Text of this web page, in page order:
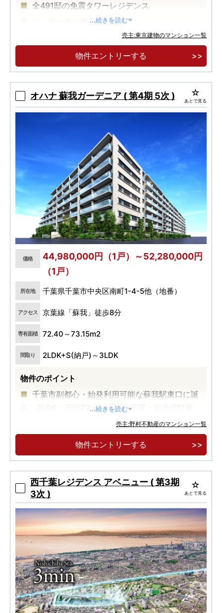
全491邸の免震タワーレジデンス
住・商一体の複合開発
三越千葉店跡地 JR「千葉」駅徒歩４分
...続きを読む
売主:東京建物のマンション一覧
物件エントリーする
オハナ 蘇我ガーデニア ( 第4期 5次 ) あとで見る
価格
44,980,000円（1戸）～52,280,000円
（1戸）
所在地 千葉県千葉市中央区南町1-4-5他（地番）
アクセス 京葉線「蘇我」徒歩8分
専有面積 72.40～73.15m2
間取り 2LDK+S(納戸)～3LDK
物件のポイント
千葉市副都心・始発利用可能な蘇我駅東口に誕
生。3LDK・平均72㎡。全区画平置・自走式駐車
...続きを読む
売主:野村不動産のマンション一覧
物件エントリーする
西千葉レジデンス アベニュー ( 第3期
3次 )
あとで見る